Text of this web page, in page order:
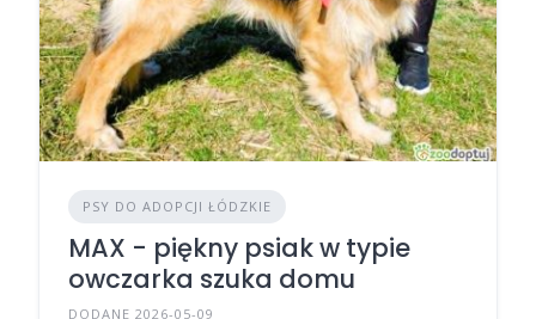
PSY DO ADOPCJI ŁÓDZKIE
MAX - piękny psiak w typie
owczarka szuka domu
DODANE 2026-05-09